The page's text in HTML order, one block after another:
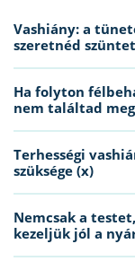
Vashiány: a
szeretnéd
Ha folyton
nem találtad
Terhességi
szüksége (x)
Nemcsak a
kezeljük jól a